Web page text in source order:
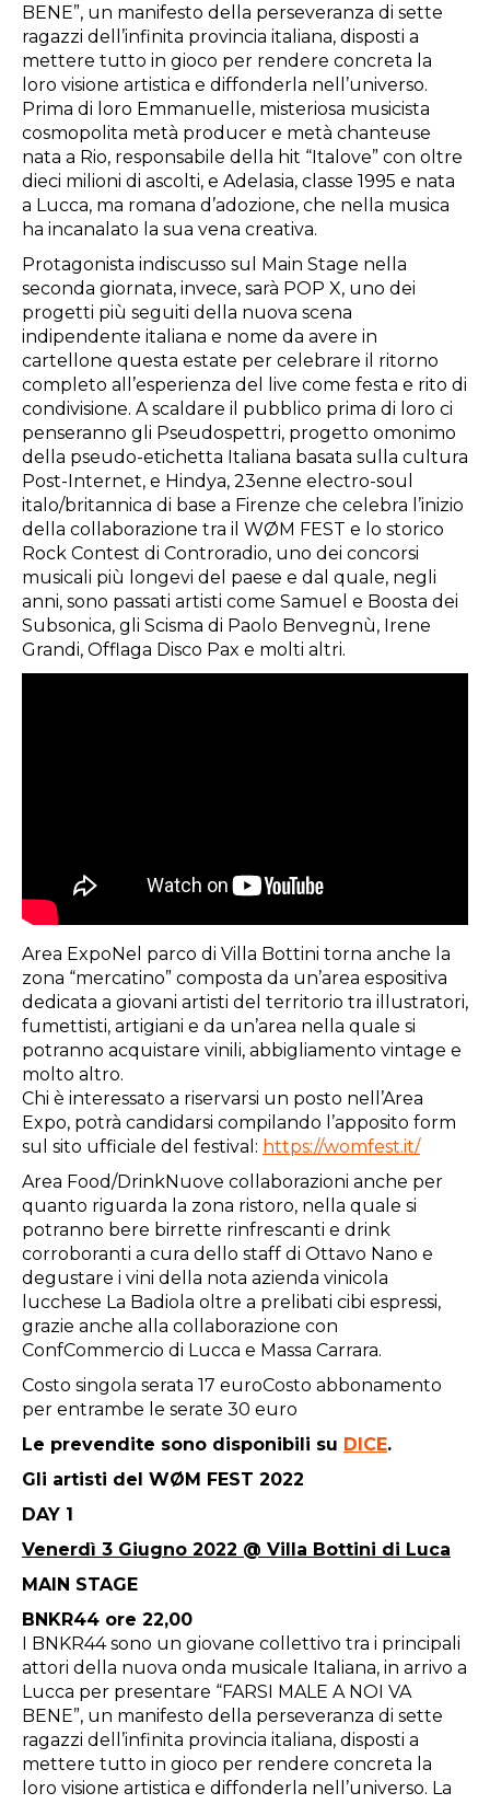
BENE”, un manifesto della perseveranza di sette
ragazzi dell’infinita provincia italiana, disposti a
mettere tutto in gioco per rendere concreta la
loro visione artistica e diffonderla nell’universo.
Prima di loro Emmanuelle, misteriosa musicista
cosmopolita metà producer e metà chanteuse
nata a Rio, responsabile della hit “Italove” con oltre
dieci milioni di ascolti, e Adelasia, classe 1995 e nata
a Lucca, ma romana d’adozione, che nella musica
ha incanalato la sua vena creativa.
Protagonista indiscusso sul Main Stage nella
seconda giornata, invece, sarà POP X, uno dei
progetti più seguiti della nuova scena
indipendente italiana e nome da avere in
cartellone questa estate per celebrare il ritorno
completo all’esperienza del live come festa e rito di
condivisione. A scaldare il pubblico prima di loro ci
penseranno gli Pseudospettri, progetto omonimo
della pseudo-etichetta Italiana basata sulla cultura
Post-Internet, e Hindya, 23enne electro-soul
italo/britannica di base a Firenze che celebra l’inizio
della collaborazione tra il WØM FEST e lo storico
Rock Contest di Controradio, uno dei concorsi
musicali più longevi del paese e dal quale, negli
anni, sono passati artisti come Samuel e Boosta dei
Subsonica, gli Scisma di Paolo Benvegnù, Irene
Grandi, Offlaga Disco Pax e molti altri.
Area ExpoNel parco di Villa Bottini torna anche la
zona “mercatino” composta da un’area espositiva
dedicata a giovani artisti del territorio tra illustratori,
fumettisti, artigiani e da un’area nella quale si
potranno acquistare vinili, abbigliamento vintage e
molto altro.
Chi è interessato a riservarsi un posto nell’Area
Expo, potrà candidarsi compilando l’apposito form
sul sito ufficiale del festival: https://womfest.it/
Area Food/DrinkNuove collaborazioni anche per
quanto riguarda la zona ristoro, nella quale si
potranno bere birrette rinfrescanti e drink
corroboranti a cura dello staff di Ottavo Nano e
degustare i vini della nota azienda vinicola
lucchese La Badiola oltre a prelibati cibi espressi,
grazie anche alla collaborazione con
ConfCommercio di Lucca e Massa Carrara.
Costo singola serata 17 euroCosto abbonamento
per entrambe le serate 30 euro
Le prevendite sono disponibili su DICE.
Gli artisti del WØM FEST 2022
DAY 1
Venerdì 3 Giugno 2022 @ Villa Bottini di Luca
MAIN STAGE
BNKR44 ore 22,00
I BNKR44 sono un giovane collettivo tra i principali
attori della nuova onda musicale Italiana, in arrivo a
Lucca per presentare “FARSI MALE A NOI VA
BENE”, un manifesto della perseveranza di sette
ragazzi dell’infinita provincia italiana, disposti a
mettere tutto in gioco per rendere concreta la
loro visione artistica e diffonderla nell’universo. La